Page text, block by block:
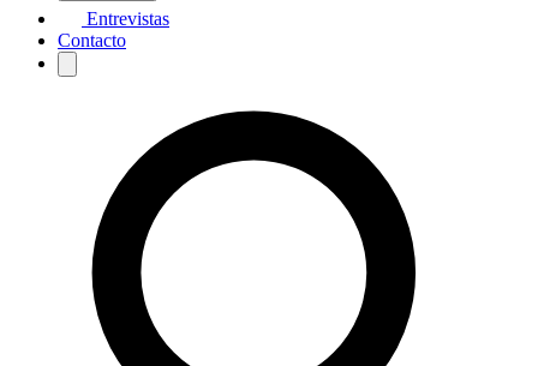
Entrevistas
Contacto